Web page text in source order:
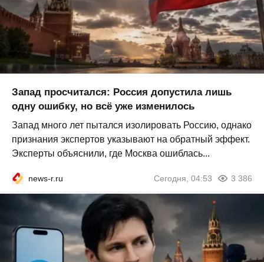
Запад просчитался: Россия допустила лишь
одну ошибку, но всё уже изменилось
Запад много лет пытался изолировать Россию, однако
признания экспертов указывают на обратный эффект.
Эксперты объяснили, где Москва ошиблась...
news-r.ru Сегодня, 04:53 3 386